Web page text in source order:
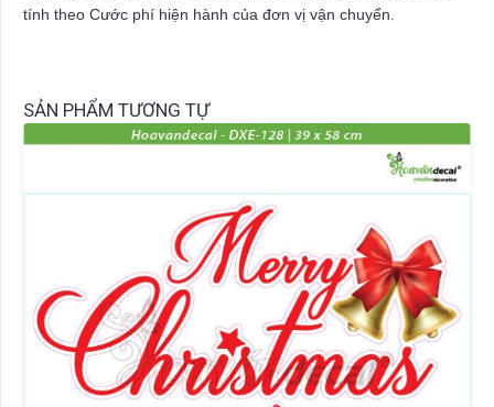
tính theo Cước phí hiện hành của đơn vị vận chuyển.
SẢN PHẨM TƯƠNG TỰ